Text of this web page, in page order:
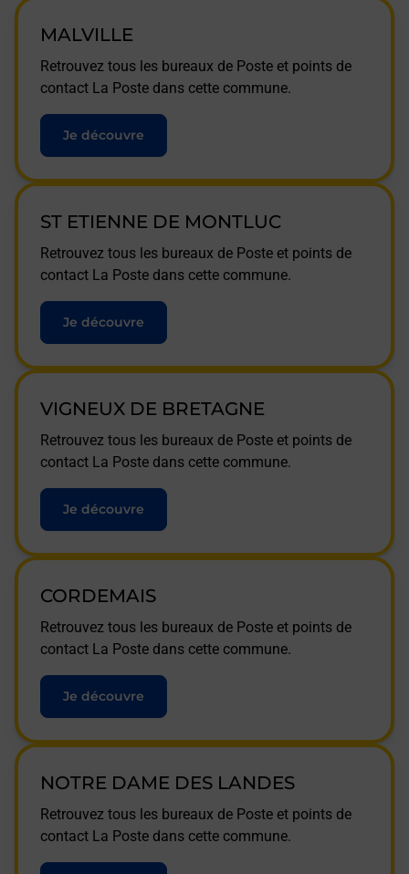
MALVILLE
Retrouvez tous les bureaux de Poste et points de
contact La Poste dans cette commune.
Je découvre
ST ETIENNE DE MONTLUC
Retrouvez tous les bureaux de Poste et points de
contact La Poste dans cette commune.
Je découvre
VIGNEUX DE BRETAGNE
Retrouvez tous les bureaux de Poste et points de
contact La Poste dans cette commune.
Je découvre
CORDEMAIS
Retrouvez tous les bureaux de Poste et points de
contact La Poste dans cette commune.
Je découvre
NOTRE DAME DES LANDES
Retrouvez tous les bureaux de Poste et points de
contact La Poste dans cette commune.